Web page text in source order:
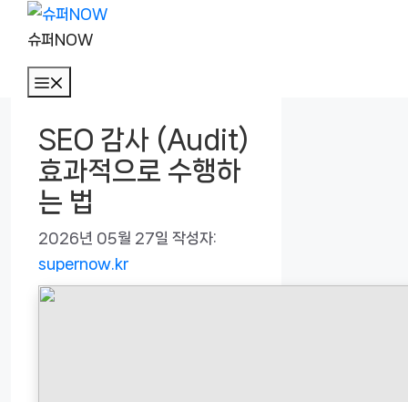
슈퍼NOW
SEO 감사 (Audit)
효과적으로 수행하
는 법
2026년 05월 27일 작성자:
supernow.kr